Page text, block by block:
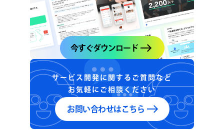
今すぐダウンロード
サービス開発に関するご質問など
お気軽にご相談ください
お問い合わせはこちら